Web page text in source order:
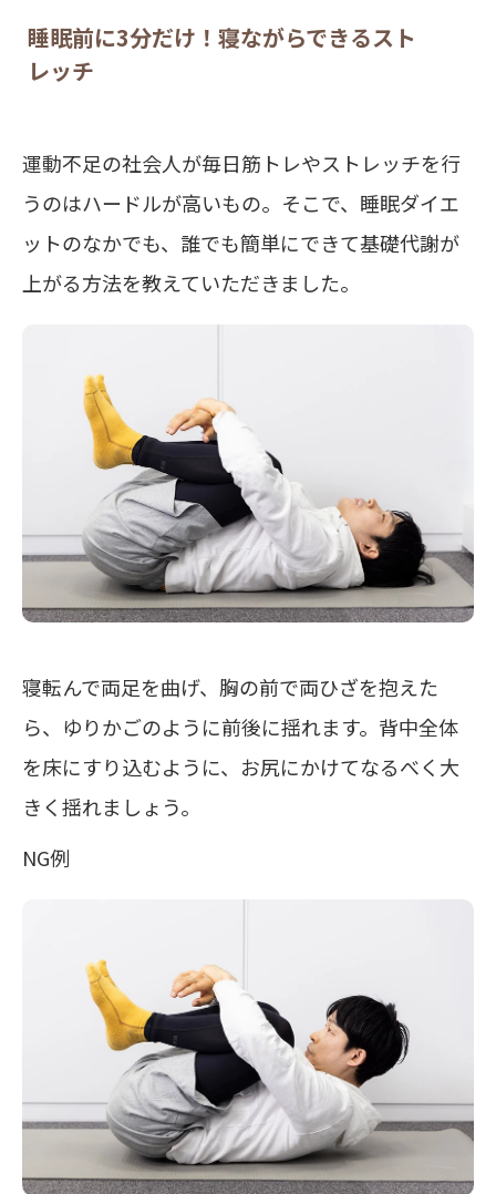
睡眠前に3分だけ！寝ながらできるスト
レッチ
運動不足の社会人が毎日筋トレやストレッチを行
うのはハードルが高いもの。そこで、睡眠ダイエ
ットのなかでも、誰でも簡単にできて基礎代謝が
上がる方法を教えていただきました。
寝転んで両足を曲げ、胸の前で両ひざを抱えた
ら、ゆりかごのように前後に揺れます。背中全体
を床にすり込むように、お尻にかけてなるべく大
きく揺れましょう。
NG例